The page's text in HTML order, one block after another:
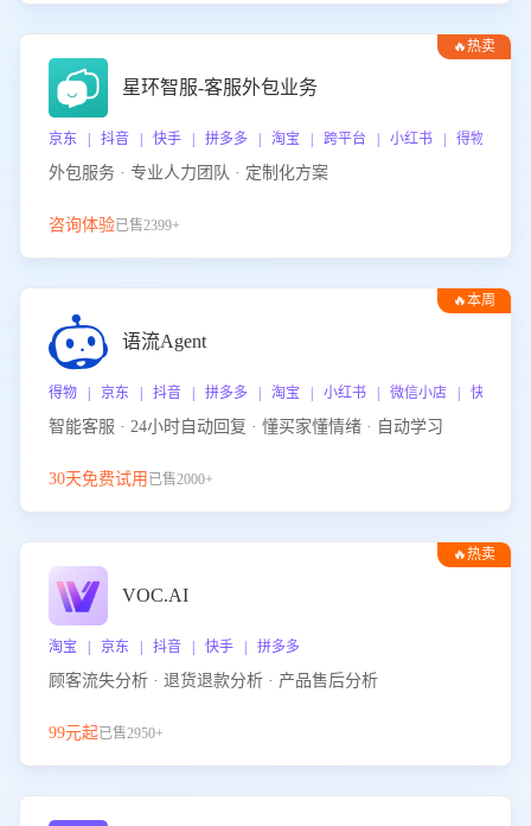
🔥热卖
星环智服-客服外包业务
京东 | 抖音 | 快手 | 拼多多 | 淘宝 | 跨平台 | 小红书 | 得物 | 企
外包服务 · 专业人力团队 · 定制化方案
咨询体验已售2399+
🔥本周
语流Agent
得物 | 京东 | 抖音 | 拼多多 | 淘宝 | 小红书 | 微信小店 | 快手 |
智能客服 · 24小时自动回复 · 懂买家懂情绪 · 自动学习
30天免费试用 已售2000+
🔥热卖
VOC.AI
淘宝 | 京东 | 抖音 | 快手 | 拼多多
顾客流失分析 · 退货退款分析 · 产品售后分析
99元起已售2950+